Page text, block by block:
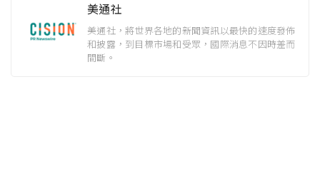
美通社
美通社，將世界各地的新聞資訊以最快的速度發佈
和披露，到目標市場和受眾，國際消息不因時差而
間斷。